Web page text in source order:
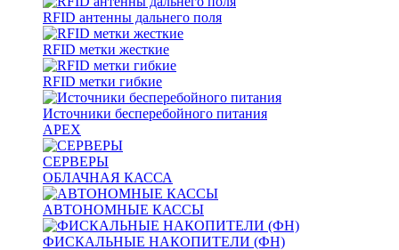
RFID антенны дальнего поля
RFID метки жесткие
RFID метки гибкие
Источники бесперебойного питания
APEX
СЕРВЕРЫ
ОБЛАЧНАЯ КАССА
АВТОНОМНЫЕ КАССЫ
ФИСКАЛЬНЫЕ НАКОПИТЕЛИ (ФН)